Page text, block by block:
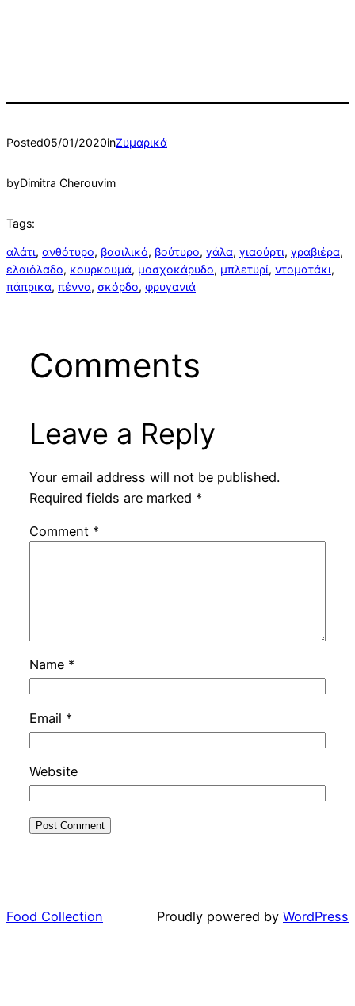
Posted05/01/2020inΖυμαρικά
byDimitra Cherouvim
Tags:
αλάτι, ανθότυρο, βασιλικό, βούτυρο, γάλα, γιαούρτι, γραβιέρα
ελαιόλαδο, κουρκουμά, μοσχοκάρυδο, μπλετυρί, ντοματάκι
πάπρικα, πέννα, σκόρδο, φρυγανιά
Comments
Leave a Reply
Your email address will not be published.
Required fields are marked *
Comment *
Name *
Email *
Website
Food Collection Proudly powered by WordPress